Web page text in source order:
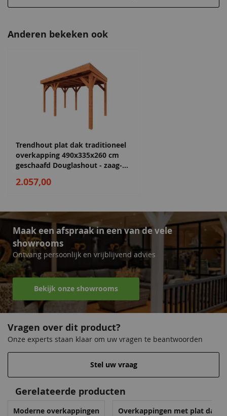
montageproces te vergemakkelijken, ontvangt u tevens een
uw professionele installateur snel en efficiënt de overkapping
Afmeting van 400x300 cm
Eenvoudig zelf op te bouwen
Geschikt voor diverse doeleinden
Onbehandeld Noord-Europees vurenhout
Anderen bekeken ook
Trendhout plat dak traditioneel
overkapping 490x335x260 cm
geschaafd Douglashout - zaag-
2.057,00
Maak een afspraak in een van de vele
showrooms
Ontvang persoonlijk en vrijblijvend advies
Bekijk onze showrooms
Vragen over dit product?
Onze experts staan klaar om uw vragen te beantwoorden
Stel uw vraag
Gerelateerde producten
Moderne overkappingen Overkappingen met plat dak